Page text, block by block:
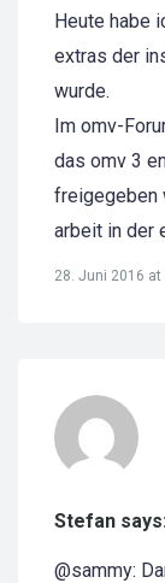
Heute habe
extras der
wurde.
Im omv-
das omv 3
freigegeben
arbeit in der
28. Juni 2016 at
Stefan
@sammy: